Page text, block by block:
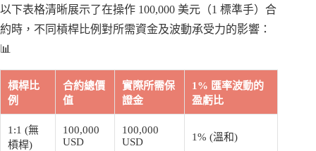
以下表格清晰展示了在操作 100,000 美元（1 標準手）合
約時，不同槓桿比例對所需資金及波動承受力的影響：
📊
槓桿比
例
合約總價
值
實際所需保
證金
1% 匯率波動的
盈虧比
1:1 (無
槓桿)
100,000
USD
100,000
USD
1% (溫和)